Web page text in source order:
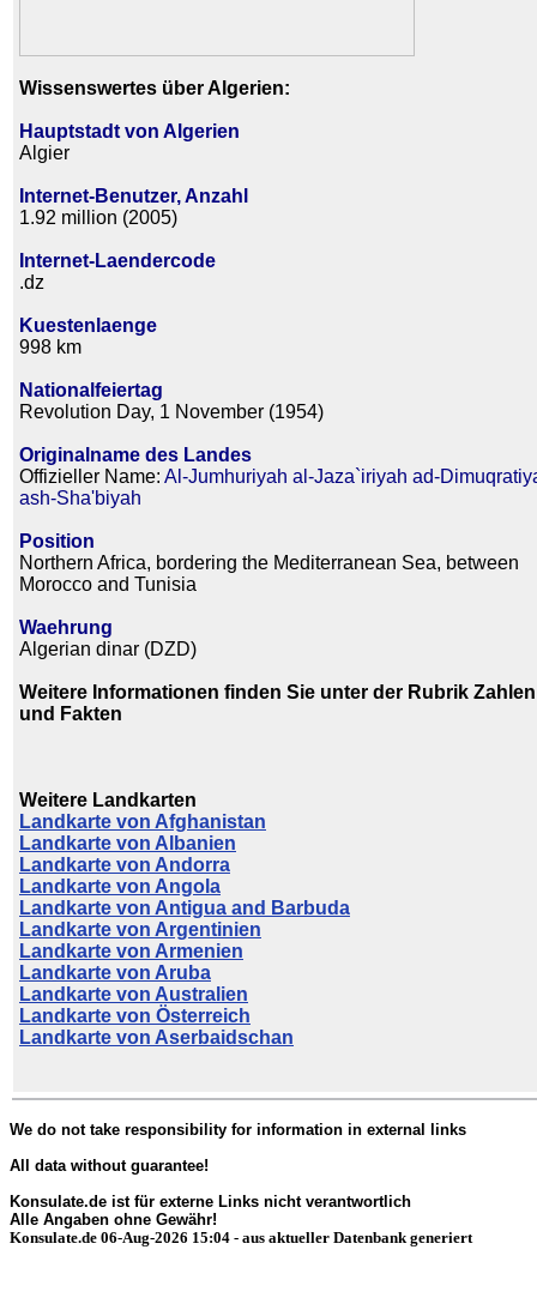
Wissenswertes über Algerien:
Hauptstadt von Algerien
Algier
Internet-Benutzer, Anzahl
1.92 million (2005)
Internet-Laendercode
.dz
Kuestenlaenge
998 km
Nationalfeiertag
Revolution Day, 1 November (1954)
Originalname des Landes
Offizieller Name: Al-Jumhuriyah al-Jaza`iriyah ad-
ash-Sha'biyah
Position
Northern Africa, bordering the Mediterranean Sea, between
Morocco and Tunisia
Waehrung
Algerian dinar (DZD)
Weitere Informationen finden Sie unter der Rubrik Zahlen
und Fakten
Weitere Landkarten
Landkarte von Afghanistan
Landkarte von Albanien
Landkarte von Andorra
Landkarte von Angola
Landkarte von Antigua and Barbuda
Landkarte von Argentinien
Landkarte von Armenien
Landkarte von Aruba
Landkarte von Australien
Landkarte von Österreich
Landkarte von Aserbaidschan
We do not take responsibility for information in external links
All data without guarantee!
Konsulate.de ist für externe Links nicht verantwortlich
Alle Angaben ohne Gewähr!
Konsulate.de 06-Aug-2026 15:04 - aus aktueller Datenbank generiert